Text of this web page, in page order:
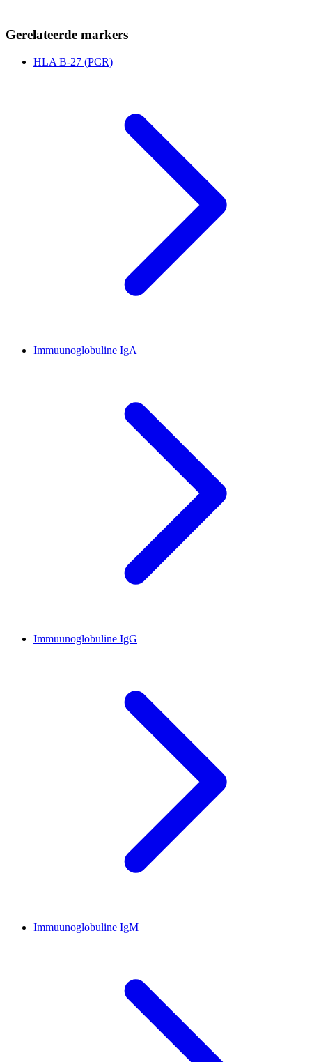
Gerelateerde markers
HLA B-27 (PCR)
Immuunoglobuline IgA
Immuunoglobuline IgG
Immuunoglobuline IgM